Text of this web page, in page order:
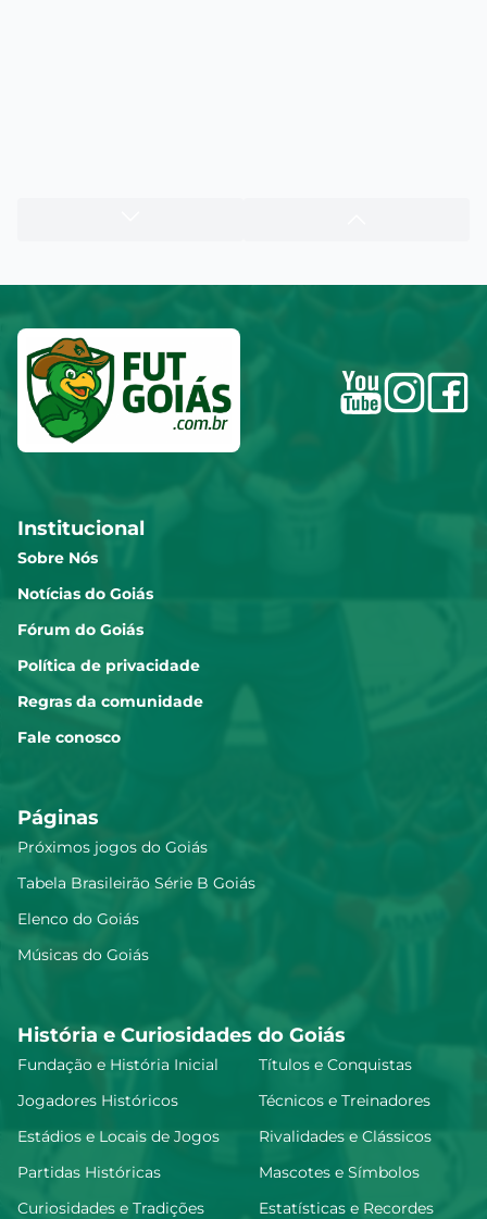
Institucional
Sobre Nós
Notícias do Goiás
Fórum do Goiás
Política de privacidade
Regras da comunidade
Fale conosco
Páginas
Próximos jogos do Goiás
Tabela Brasileirão Série B Goiás
Elenco do Goiás
Músicas do Goiás
História e Curiosidades do Goiás
Fundação e História Inicial
Títulos e Conquistas
Jogadores Históricos
Técnicos e Treinadores
Estádios e Locais de Jogos
Rivalidades e Clássicos
Partidas Históricas
Mascotes e Símbolos
Curiosidades e Tradições
Estatísticas e Recordes